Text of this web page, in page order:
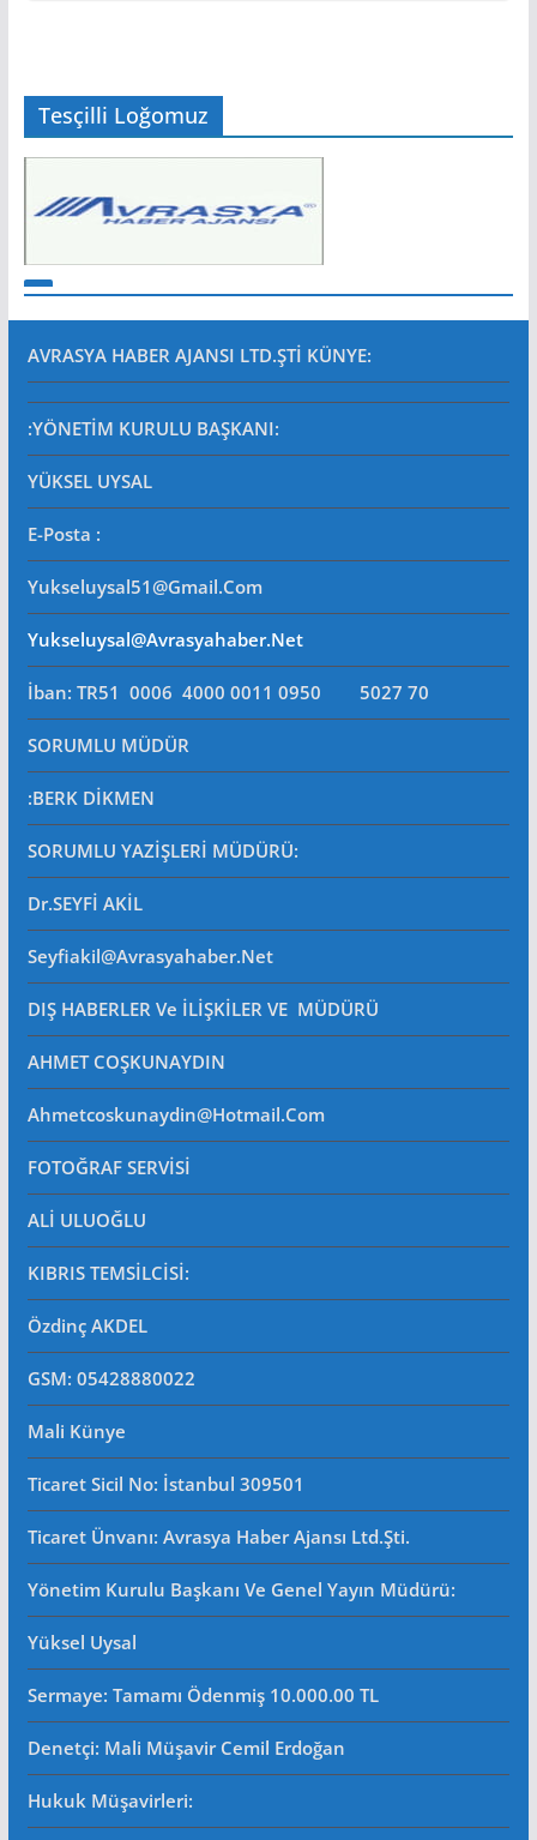
Tesçilli Loğomuz
AVRASYA HABER AJANSI LTD.ŞTİ KÜNYE:
:YÖNETİM KURULU BAŞKANI:
YÜKSEL UYSAL
E-Posta :
Yukseluysal51@gmail.com
Yukseluysal@avrasyahaber.net
İban: TR51 0006 4000 0011 0950 5027 70
SORUMLU MÜDÜR
:BERK DİKMEN
SORUMLU YAZİŞLERİ MÜDÜRÜ:
Dr.SEYFİ AKİL
Seyfiakil@avrasyahaber.net
DIŞ HABERLER Ve İLİŞKİLER VE MÜDÜRÜ
AHMET COŞKUNAYDIN
Ahmetcoskunaydin@hotmail.com
FOTOĞRAF SERVİSİ
ALİ ULUOĞLU
KIBRIS TEMSİLCİSİ:
Özdinç AKDEL
GSM: 05428880022
Mali Künye
Ticaret Sicil No: İstanbul 309501
Ticaret Ünvanı: Avrasya Haber Ajansı Ltd.Şti.
Yönetim Kurulu Başkanı Ve Genel Yayın Müdürü:
Yüksel Uysal
Sermaye: Tamamı Ödenmiş 10.000.00 TL
Denetçi: Mali Müşavir Cemil Erdoğan
Hukuk Müşavirleri: